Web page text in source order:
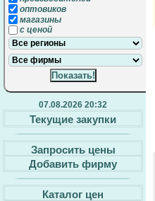
оптовиков
магазины
с ценой
07.08.2026 20:32
Текущие закупки
Запросить цены
Добавить фирму
Каталог цен